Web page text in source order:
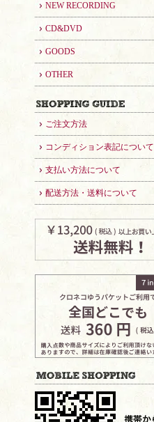
NEW RECORDING
CD&DVD
GOODS
OTHER
ご注文方法
コンディション表記について
支払い方法について
配送方法・送料について